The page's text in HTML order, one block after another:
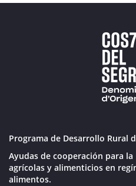
Programa de Desarrollo Rural
Ayudas de cooperación para
agrícolas y alimenticios en
alimentos.